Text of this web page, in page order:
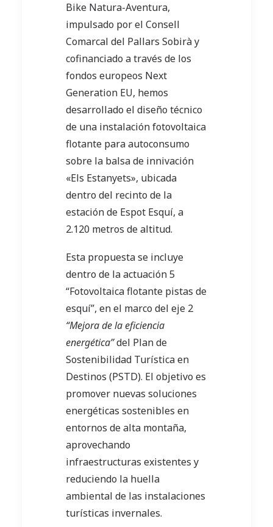
Bike Natura-Aventura,
impulsado por el Consell
Comarcal del Pallars Sobirà y
cofinanciado a través de los
fondos europeos Next
Generation EU, hemos
desarrollado el diseño técnico
de una instalación fotovoltaica
flotante para autoconsumo
sobre la balsa de innivación
«Els Estanyets», ubicada
dentro del recinto de la
estación de Espot Esquí, a
2.120 metros de altitud.
Esta propuesta se incluye
dentro de la actuación 5
“Fotovoltaica flotante pistas de
esquí”, en el marco del eje 2
“Mejora de la eficiencia
energética”del Plan de
Sostenibilidad Turística en
Destinos (PSTD). El objetivo es
promover nuevas soluciones
energéticas sostenibles en
entornos de alta montaña,
aprovechando
infraestructuras existentes y
reduciendo la huella
ambiental de las instalaciones
turísticas invernales.